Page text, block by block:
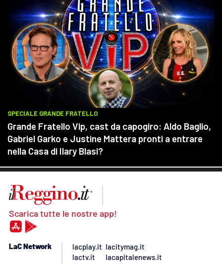
Scarica tutte le nostre app!
LaC Network
lacplay.it
lactv.it
lacitymag.it
lacapitalenews.it